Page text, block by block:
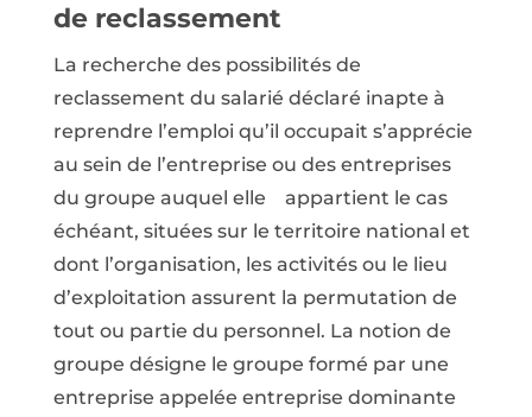
de reclassement
La recherche des possibilités de
reclassement du salarié déclaré inapte à
reprendre l’emploi qu’il occupait s’apprécie
au sein de l’entreprise ou des entreprises
du groupe auquel elle appartient le cas
échéant, situées sur le territoire national et
dont l’organisation, les activités ou le lieu
d’exploitation assurent la permutation de
tout ou partie du personnel. La notion de
groupe désigne le groupe formé par une
entreprise appelée entreprise dominante